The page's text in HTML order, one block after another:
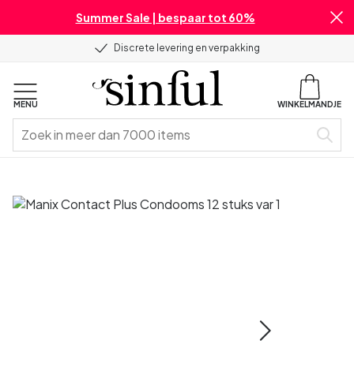
Summer Sale | bespaar tot 60%
Discrete levering en verpakking
MENU WINKELMANDJE